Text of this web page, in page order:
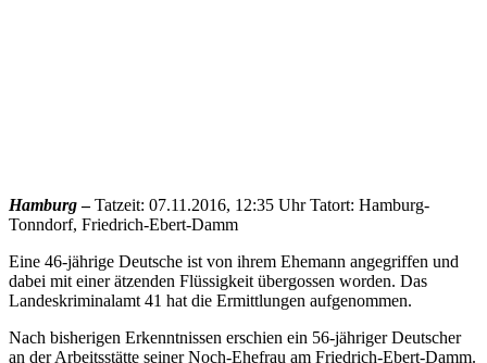
Hamburg–Tatzeit: 07.11.2016, 12:35 Uhr Tatort: Hamburg-
Tonndorf, Friedrich-Ebert-Damm
Eine 46-jährige Deutsche ist von ihrem Ehemann angegriffen und
dabei mit einer ätzenden Flüssigkeit übergossen worden. Das
Landeskriminalamt 41 hat die Ermittlungen aufgenommen.
Nach bisherigen Erkenntnissen erschien ein 56-jähriger Deutscher
an der Arbeitsstätte seiner Noch-Ehefrau am Friedrich-Ebert-Damm.